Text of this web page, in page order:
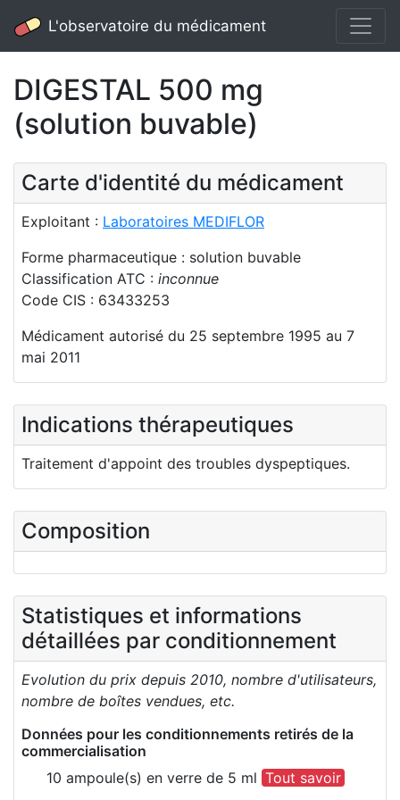
L'observatoire du médicament
DIGESTAL 500 mg
(solution buvable)
Carte d'identité du médicament
Exploitant : Laboratoires MEDIFLOR
Forme pharmaceutique : solution buvable
Classification ATC : inconnue
Code CIS : 63433253
Médicament autorisé du 25 septembre 1995 au 7
mai 2011
Indications thérapeutiques
Traitement d'appoint des troubles dyspeptiques.
Composition
Statistiques et informations
détaillées par conditionnement
Evolution du prix depuis 2010, nombre d'utilisateurs,
nombre de boîtes vendues, etc.
Données pour les conditionnements retirés de la
commercialisation
10 ampoule(s) en verre de 5 ml Tout savoir